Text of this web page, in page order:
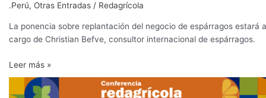
.Perú, Otras Entradas / Redagrícola
La ponencia sobre replantación del negocio de espárragos estará a
cargo de Christian Befve, consultor internacional de espárragos.
Leer más »
Abordarán